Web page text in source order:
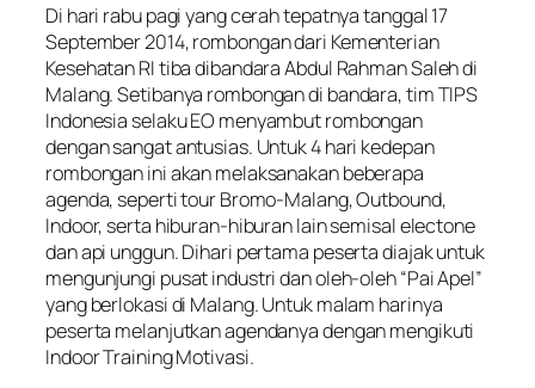
Di hari rabu pagi yang cerah tepatnya tanggal 17
September 2014, rombongan dari Kementerian
Kesehatan RI tiba dibandara Abdul Rahman Saleh di
Malang. Setibanya rombongan di bandara, tim TIPS
Indonesia selaku EO menyambut rombongan
dengan sangat antusias. Untuk 4 hari kedepan
rombongan ini akan melaksanakan beberapa
agenda, seperti tour Bromo-Malang, Outbound,
Indoor, serta hiburan-hiburan lain semisal electone
dan api unggun. Dihari pertama peserta diajak untuk
mengunjungi pusat industri dan oleh-oleh “Pai Apel”
yang berlokasi di Malang. Untuk malam harinya
peserta melanjutkan agendanya dengan mengikuti
Indoor Training Motivasi.